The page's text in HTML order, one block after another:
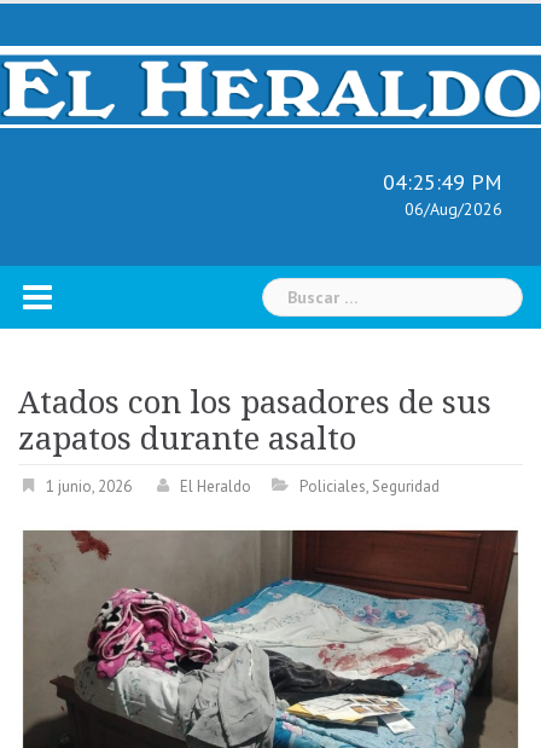
Skip
content
04:25:50 PM
06/Aug/2026
Buscar:
Atados con los pasadores de sus
zapatos durante asalto
1 junio, 2026 El Heraldo Policiales, Seguridad